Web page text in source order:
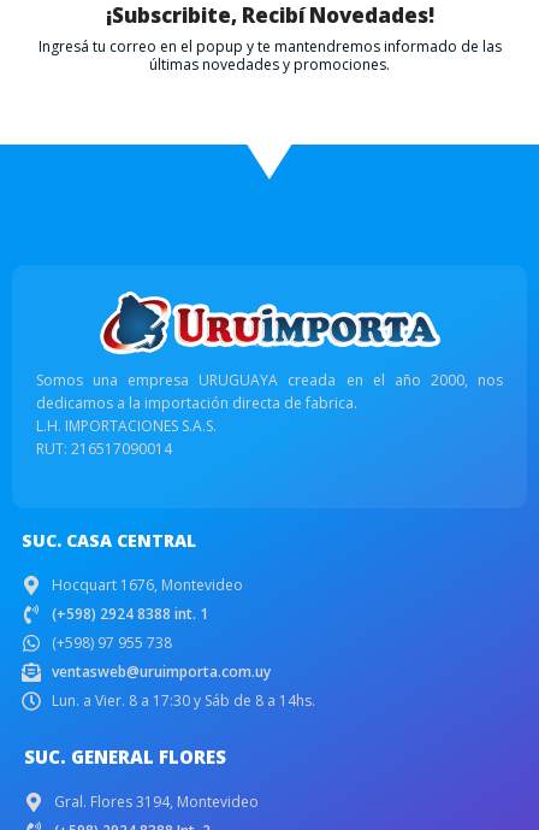
¡Subscribite, Recibí Novedades!
Ingresá tu correo en el popup y te mantendremos informado de las
últimas novedades y promociones.
Somos una empresa URUGUAYA creada en el año 2000, nos
dedicamos a la importación directa de fabrica.
L.H. IMPORTACIONES S.A.S.
RUT: 216517090014
SUC. CASA CENTRAL
Hocquart 1676, Montevideo
(+598) 2924 8388 int. 1
(+598) 97 955 738
ventasweb@uruimporta.com.uy
Lun. a Vier. 8 a 17:30 y Sáb de 8 a 14hs.
SUC. GENERAL FLORES
Gral. Flores 3194, Montevideo